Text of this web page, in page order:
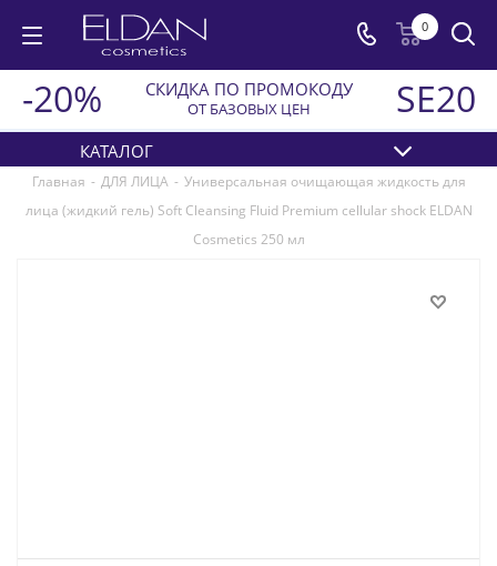
0
-20% СКИДКА ПО ПРОМОКОДУ
ОТ БАЗОВЫХ ЦЕН SE20
КАТАЛОГ
Главная - ДЛЯ ЛИЦА - Универсальная очищающая жидкость для
лица (жидкий гель) Soft Cleansing Fluid Premium cellular shock ELDAN
Cosmetics 250 мл